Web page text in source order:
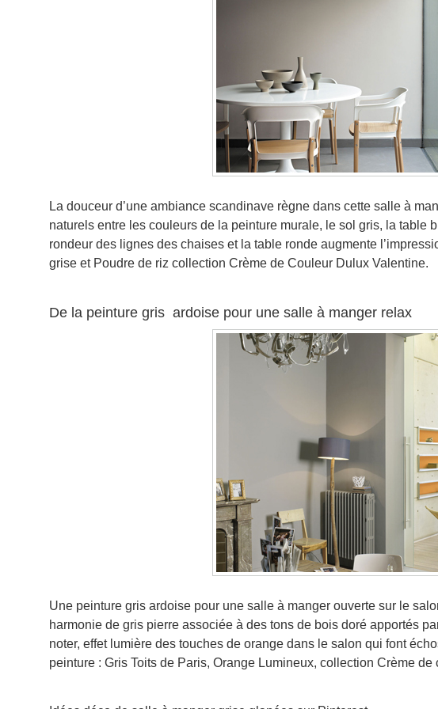
La douceur d’une ambiance scandinave règne dans cette salle à
naturels entre les couleurs de la peinture murale, le sol gris, la table
rondeur des lignes des chaises et la table ronde augmente
grise et Poudre de riz collection Crème de Couleur Dulux Valentine.
De la peinture gris ardoise pour une salle à manger relax
Une peinture gris ardoise pour une salle à manger ouverte sur le
harmonie de gris pierre associée à des tons de bois doré apportés
noter, effet lumière des touches de orange dans le salon qui font
peinture : Gris Toits de Paris, Orange Lumineux, collection Crème